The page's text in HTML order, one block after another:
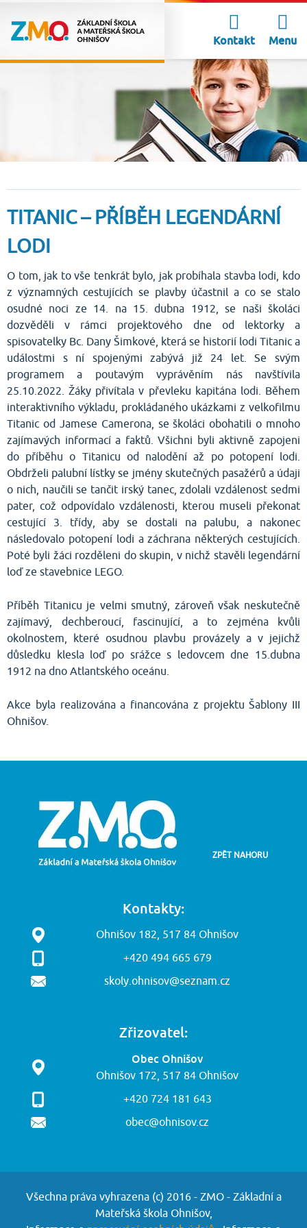
Menu
Kontakt
TITANIC – PŘÍBĚH LEGENDÁRNÍ
LODI
O tom, jak to vše tenkrát bylo, jak probíhala stavba lodi, kdo
z významných cestujících se plavby účastnil a co se stalo
osudné noci ze 14. na 15. dubna 1912, se naši školáci
dozvěděli v rámci projektového dne od lektorky a
spisovatelky Bc. Dany Šimkové, která se historií lodi Titanic a
událostmi s ní spojenými zabývá již 24 let. Se svým
programem a poutavým vyprávěním nás navštívila
25.10.2022. Žáky přivítala v převleku kapitána lodi. Během
interaktivního výkladu, prokládaného ukázkami z velkofilmu
Titanic od Jamese Camerona, se školáci obohatili o mnoho
zajímavých informací a faktů. Všichni byli aktivně zapojeni
do příběhu o Titanicu od nalodění až po potopení lodi.
Obdrželi palubní lístky se jmény skutečných pasažérů a údaji
o nich, naučili se tančit irský tanec, zdolali vzdálenost sedmi
pater, což odpovídalo vzdálenosti, kterou museli překonat
cestující 3. třídy, aby se dostali na palubu, a nakonec
následovalo potopení lodi a záchrana některých cestujících.
Poté byli žáci rozděleni do skupin, v nichž stavěli legendární
loď ze stavebnice LEGO.
Příběh Titanicu je velmi smutný, zároveň však neskutečně
zajímavý, dechberoucí, fascinující, a to zejména kvůli
okolnostem, které osudnou plavbu provázely a v jejichž
důsledku klesla loď po srážce s ledovcem dne 15.dubna
1912 na dno Atlantského oceánu.
Akce byla realizována a financována z projektu Šablony III
Ohnišov.
Kontakty:
Ohnišov 182, 517 84 Ohnišov
+420 494 665 679
skoly.ohnisov@seznam.cz
Zřizovatel:
Obec Ohnišov
Ohnišov 172, 517 84 Ohnišov
+420 724 181 643
obec@ohnisov.cz
ZPĚT NAHORU
Všechna práva vyhrazena (c) 2016 - ZMO - Základní a
Mateřská škola Ohnišov,